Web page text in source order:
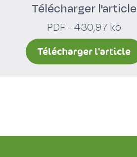
Télécharger l'article
PDF - 430,97 ko
Télécharger l'article